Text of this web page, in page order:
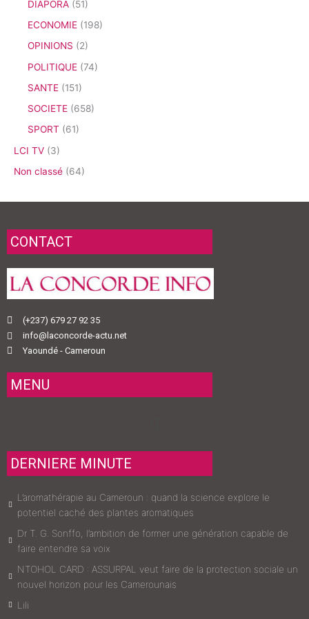
DIAPORA (51)
ECONOMIE (198)
OPINIONS (2)
POLITIQUE (74)
SANTE (151)
SOCIETE (658)
SPORT (61)
LCI TV (3)
Non classé (64)
CONTACT
(+237) 679 27 92 35
info@laconcorde-actu.net
Yaoundé - Cameroun
MENU
DERNIERE MINUTE
L’aromathérapie au Cameroun : quand la science explore le
potentiel caché des plantes aromatiques
Dr T. G. Sonffo, l’ambition de former une génération capable de
faire entendre sa voix
NTOHOL CARD : ASSURPAL veut faire de la protection sociale un
nouvel horizon pour les Camerounais
Lili